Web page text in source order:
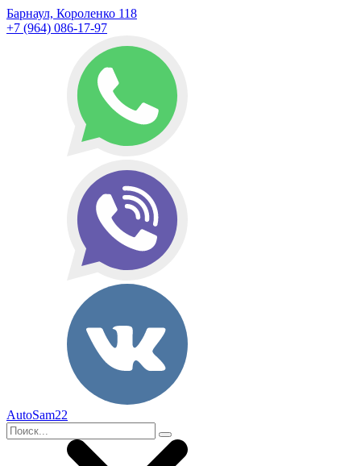
Барнаул, Короленко 118
+7 (964) 086-17-97
AutoSam22